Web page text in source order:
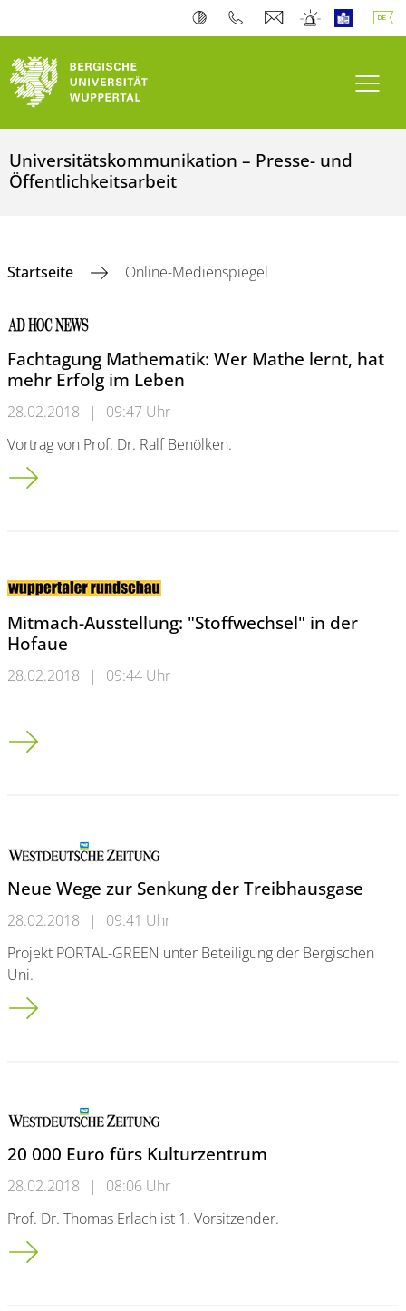
Universitätskommunikation – Presse- und
Öffentlichkeitsarbeit
Startseite Online-Medienspiegel
Fachtagung Mathematik: Wer Mathe lernt, hat
mehr Erfolg im Leben
28.02.2018 |
09:47 Uhr
Vortrag von Prof. Dr. Ralf Benölken.
Fachtagung Mathematik: Wer Mathe lernt, hat mehr Erfolg im
Mitmach-Ausstellung: "Stoffwechsel" in der
Hofaue
28.02.2018 | 09:44 Uhr
Mitmach-Ausstellung: "Stoffwechsel" in der Hofaue
Neue Wege zur Senkung der Treibhausgase
28.02.2018 |
09:41 Uhr
Projekt PORTAL-GREEN unter Beteiligung der Bergischen
Uni.
Neue Wege zur Senkung der Treibhausgase
20 000 Euro fürs Kulturzentrum
28.02.2018 |
08:06 Uhr
Prof. Dr. Thomas Erlach ist 1. Vorsitzender.
20 000 Euro fürs Kulturzentrum